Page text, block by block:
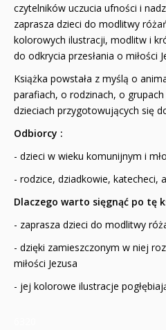
czytelników uczucia ufności i
zaprasza dzieci do modlitwy
kolorowych ilustracji, modlitw i
do odkrycia przesłania o miłości
Książka powstała z myślą o
parafiach, o rodzinach, o
dzieciach przygotowujących się
Odbiorcy :
- dzieci w wieku komunijnym i
- rodzice, dziadkowie, katecheci,
Dlaczego warto sięgnąć po tę
- zaprasza dzieci do modlitwy
- dzięki zamieszczonym w niej
miłości Jezusa
- jej kolorowe ilustracje